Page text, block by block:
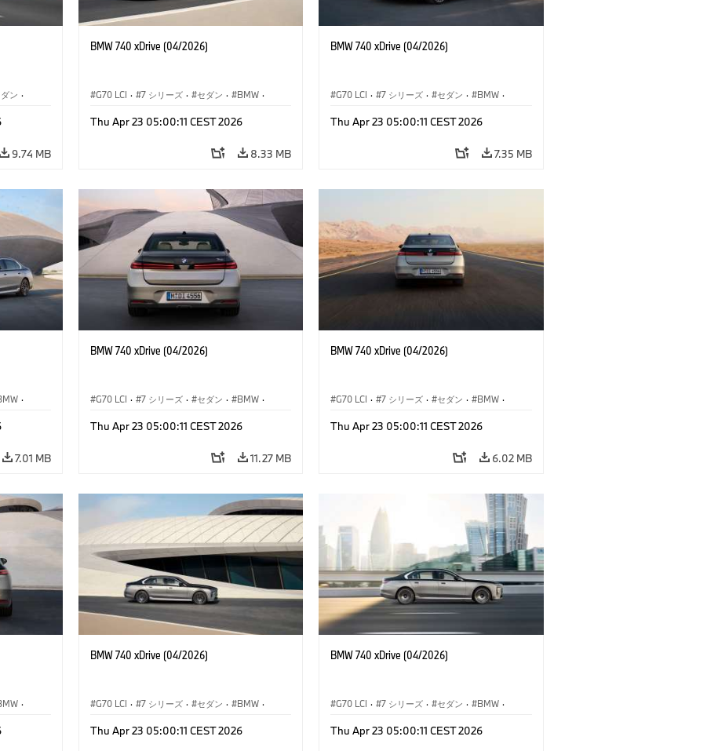
ン ·
9.74 MB
BMW 740 xDrive (04/2026)
G70 LCI · 7 シリーズ · セダン · BMW ·
M760e
Thu Apr 23 05:00:11 CEST 2026
8.33 MB
BMW 740 xDrive (04/2026)
G70 LCI · 7 シリーズ · セダン · BMW ·
M760e
Thu Apr 23 05:00:11 CEST 2026
7.35 MB
·
7.01 MB
BMW 740 xDrive (04/2026)
G70 LCI · 7 シリーズ · セダン · BMW ·
M760e
Thu Apr 23 05:00:11 CEST 2026
11.27 MB
BMW 740 xDrive (04/2026)
G70 LCI · 7 シリーズ · セダン · BMW ·
M760e
Thu Apr 23 05:00:11 CEST 2026
6.02 MB
·
BMW 740 xDrive (04/2026)
G70 LCI · 7 シリーズ · セダン · BMW ·
M760e
Thu Apr 23 05:00:11 CEST 2026
BMW 740 xDrive (04/2026)
G70 LCI · 7 シリーズ · セダン · BMW ·
M760e
Thu Apr 23 05:00:11 CEST 2026